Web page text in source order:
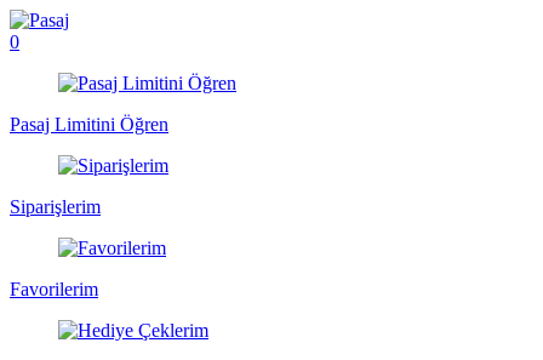
0
Pasaj Limitini Öğren
Siparişlerim
Favorilerim